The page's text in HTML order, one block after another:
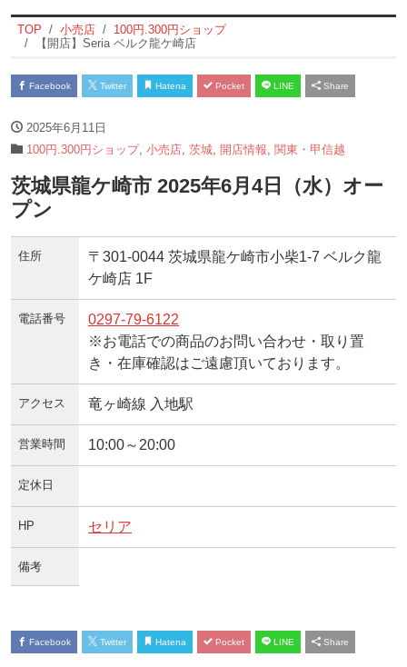
TOP 小売店
100円.300円ショップ
【開店】Seria ベルク龍ケ崎店
Facebook Twitter Hatena Pocket LINE Share
2025年6月11日
100円.300円ショップ, 小売店 茨城 開店情報 関東・甲信越
茨城県龍ケ崎市 2025年6月4日（水）オー
プン
住所
〒301-0044 茨城県龍ケ崎市小柴1-7 ベルク龍
ケ崎店 1F
電話番号
0297-79-6122
※お電話での商品のお問い合わせ・取り置
き・在庫確認はご遠慮頂いております。
アクセス 竜ヶ崎線 入地駅
営業時間 10:00～20:00
定休日
HP セリア
備考
Facebook Twitter Hatena Pocket LINE Share